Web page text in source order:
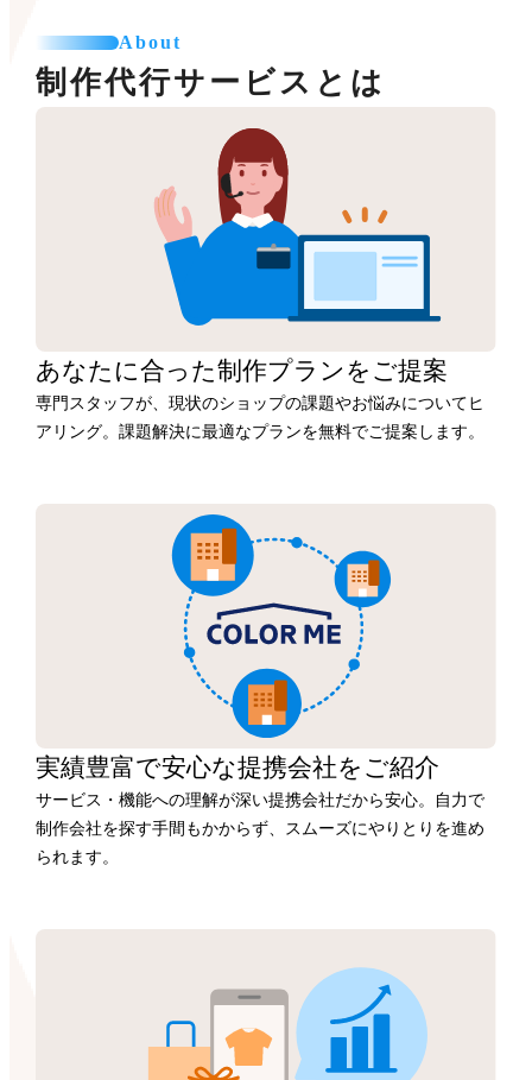
About
制作代行サービスとは
あなたに合った制作プランをご提案
専門スタッフが、現状のショップの課題やお悩みについてヒ
アリング。課題解決に最適なプランを無料でご提案します。
実績豊富で安心な提携会社を ご紹介
サービス・機能への理解が深い提携会社だから安心。自力で
制作会社を探す手間もかからず、スムーズにやりとりを進め
られます。